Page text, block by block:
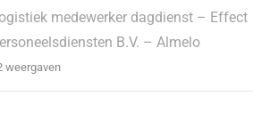
medewerker dagdienst – Effect
B.V. – Almelo
weergaven